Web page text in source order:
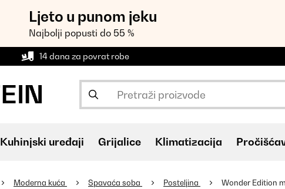
Ljeto u punom jeku
Najbolji popusti do 55 %
14 dana za povrat robe
Kuhinjski uređaji Grijalice Klimatizacija
Moderna kuća Spavaća soba Posteljina Wonder Edition